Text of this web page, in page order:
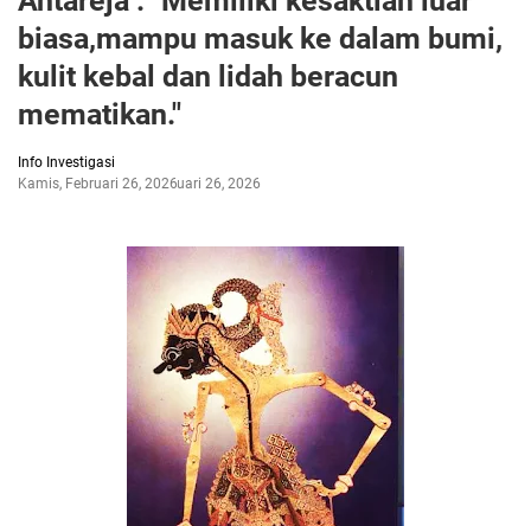
biasa,mampu masuk ke dalam bumi,
kulit kebal dan lidah beracun
mematikan."
Info Investigasi
Kamis, Februari 26, 2026Februari 26, 2026